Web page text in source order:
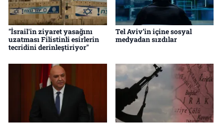
"İsrail'in ziyaret yasağını
uzatması Filistinli esirlerin
tecridini derinleştiriyor"
Tel Aviv’in içine sosyal
medyadan sızdılar